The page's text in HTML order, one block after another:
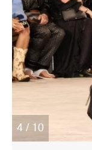
4 / 10